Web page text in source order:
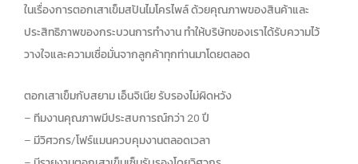
ในเรื่องการตอกเสาเข็มสปันไมโครไพล์ ด้วยคุณภาพของสินค้าและ
ประสิทธิภาพของกระบวนการทำงาน ทำให้บริษัทของเราได้รับความไว้
วางใจและความเชื่อมั่นจากลูกค้าทุกท่านมาโดยตลอด
ตอกเสาเข็มกับสยาม เอ็นจิเนีย รับรองไม่ผิดหวัง
– ทีมงานคุณภาพมีประสบการณ์กว่า 20 ปี
– มีวิศวกร/โฟร์แมนควบคุมงานตลอดเวลา